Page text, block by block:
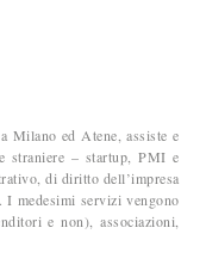
Milano ed Atene, assiste e
straniere – startup, PMI e
di diritto dell’impresa
medesimi servizi vengono
e non), associazioni,